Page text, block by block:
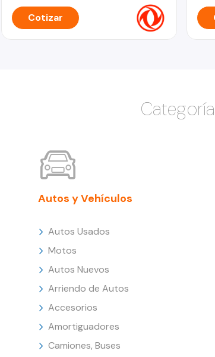
Cotizar
Autos y Vehículos
Autos Usados
Motos
Autos Nuevos
Arriendo de Autos
Accesorios
Amortiguadores
Camiones, Buses